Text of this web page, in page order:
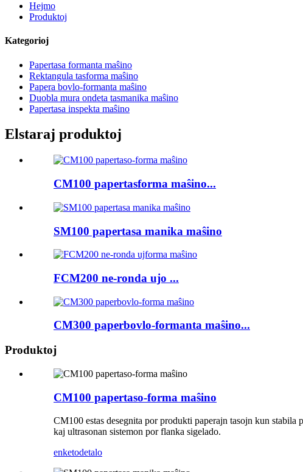
Hejmo
Produktoj
Kategorioj
Papertasa formanta maŝino
Rektangula tasforma maŝino
Papera bovlo-formanta maŝino
Duobla mura ondeta tasmanika maŝino
Papertasa inspekta maŝino
Elstaraj produktoj
CM100 papertasforma maŝino...
SM100 papertasa manika maŝino
FCM200 ne-ronda ujo ...
CM300 paperbovlo-formanta maŝino...
Produktoj
CM100 papertaso-forma maŝino
CM100 estas desegnita por produkti paperajn tasojn kun
kaj ultrasonan sistemon por flanka sigelado.
enketodetalo